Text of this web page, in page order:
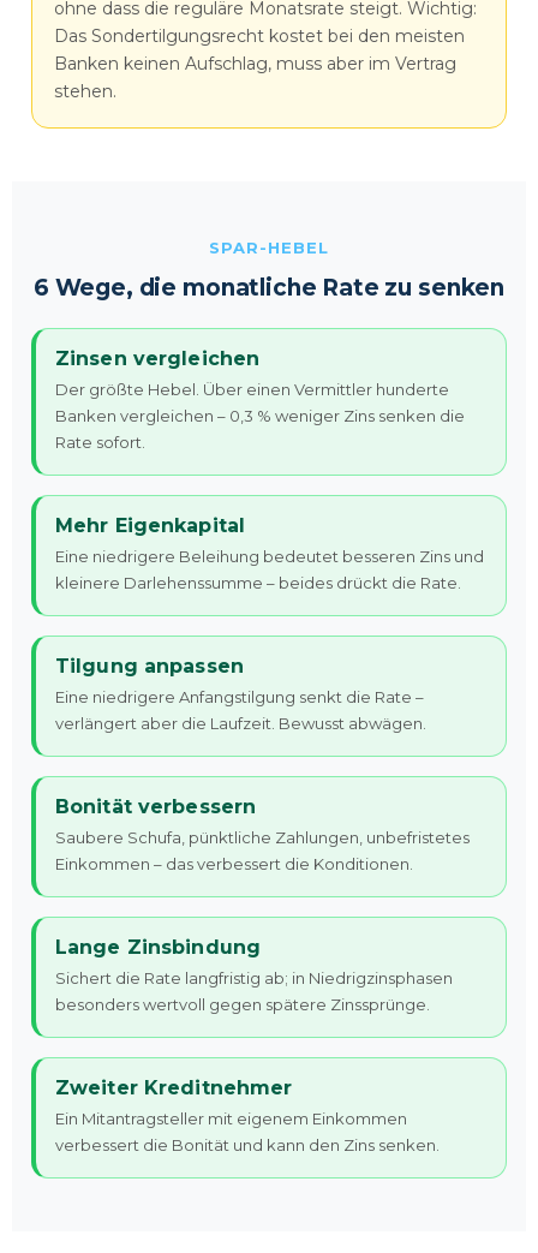
ohne dass die reguläre Monatsrate steigt. Wichtig:
Das Sondertilgungsrecht kostet bei den meisten
Banken keinen Aufschlag, muss aber im Vertrag
stehen.
SPAR-HEBEL
6 Wege, die monatliche Rate zu senken
Zinsen vergleichen
Der größte Hebel. Über einen Vermittler hunderte
Banken vergleichen – 0,3 % weniger Zins senken die
Rate sofort.
Mehr Eigenkapital
Eine niedrigere Beleihung bedeutet besseren Zins und
kleinere Darlehenssumme – beides drückt die Rate.
Tilgung anpassen
Eine niedrigere Anfangstilgung senkt die Rate –
verlängert aber die Laufzeit. Bewusst abwägen.
Bonität verbessern
Saubere Schufa, pünktliche Zahlungen, unbefristetes
Einkommen – das verbessert die Konditionen.
Lange Zinsbindung
Sichert die Rate langfristig ab; in Niedrigzinsphasen
besonders wertvoll gegen spätere Zinssprünge.
Zweiter Kreditnehmer
Ein Mitantragsteller mit eigenem Einkommen
verbessert die Bonität und kann den Zins senken.